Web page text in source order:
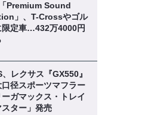
Premium Sound
」、T-Crossやゴル
限定車…432万4000円
、レクサス『GX550』
口径スポーツマフラー
ーガマックス・トレイ
スター」発売